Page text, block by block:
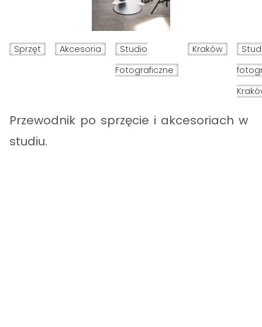
Sprzęt Akcesoria
Studio
Fotograficzne
Kraków
Przewodnik po sprzęcie i akcesoriach w
studiu.